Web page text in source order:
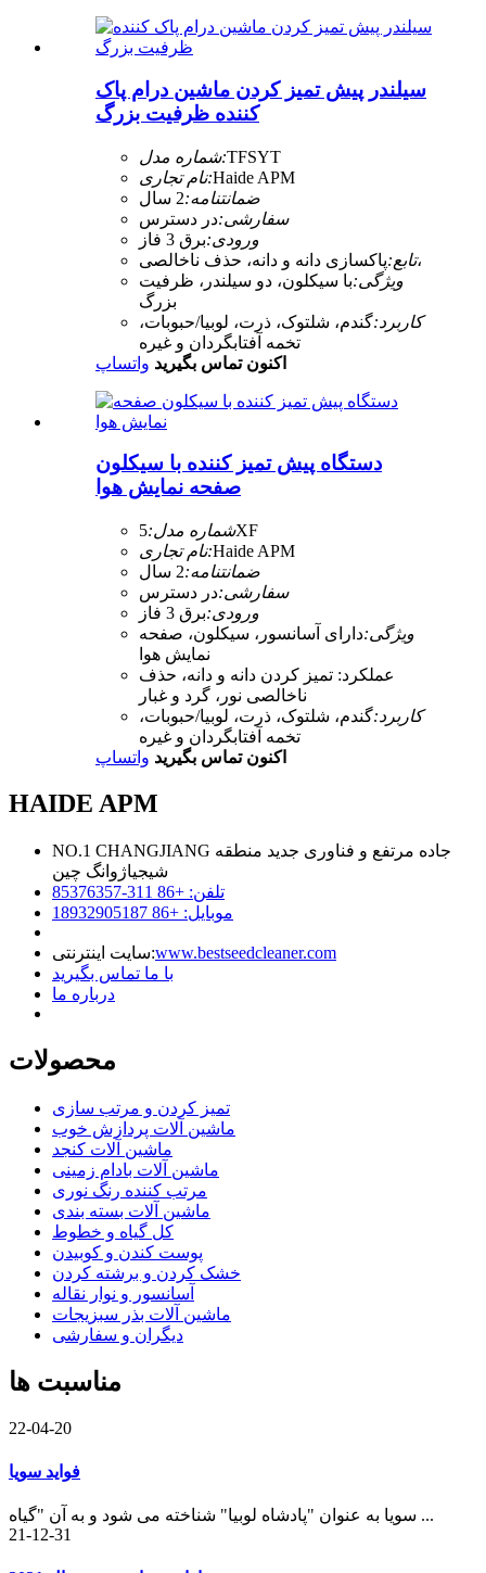
سیلندر پیش تمیز کردن ماشین درام پاک
کننده ظرفیت بزرگ
شماره مدل:TFSYT
نام تجاری:Haide APM
ضمانتنامه:2 سال
سفارشی:در دسترس
ورودی:برق 3 فاز
تابع:پاکسازی دانه و دانه، حذف ناخالصی،
ویژگی:با سیکلون، دو سیلندر، ظرفیت
بزرگ
کاربرد:گندم، شلتوک، ذرت، لوبیا/حبوبات،
تخمه آفتابگردان و غیره
اکنون تماس بگیرید واتساپ
دستگاه پیش تمیز کننده با سیکلون
صفحه نمایش هوا
شماره مدل:5XF
نام تجاری:Haide APM
ضمانتنامه:2 سال
سفارشی:در دسترس
ورودی:برق 3 فاز
ویژگی:دارای آسانسور، سیکلون، صفحه
نمایش هوا
عملکرد: تمیز کردن دانه و دانه، حذف
ناخالصی نور، گرد و غبار
کاربرد:گندم، شلتوک، ذرت، لوبیا/حبوبات،
تخمه آفتابگردان و غیره
اکنون تماس بگیرید واتساپ
HAIDE APM
NO.1 CHANGJIANG جاده مرتفع و فناوری جدید منطقه
شیجیاژوانگ چین
تلفن: +86 311-85376357
موبایل: +86 18932905187
سایت اینترنتی:www.bestseedcleaner.com
با ما تماس بگیرید
درباره ما
محصولات
تمیز کردن و مرتب سازی
ماشین آلات پردازش خوب
ماشین آلات کنجد
ماشین آلات بادام زمینی
مرتب کننده رنگ نوری
ماشین آلات بسته بندی
کل گیاه و خطوط
پوست کندن و کوبیدن
خشک کردن و برشته کردن
آسانسور و نوار نقاله
ماشین آلات بذر سبزیجات
دیگران و سفارشی
مناسبت ها
22-04-20
فواید سویا
سویا به عنوان "پادشاه لوبیا" شناخته می شود و به آن "گیاه ...
21-12-31